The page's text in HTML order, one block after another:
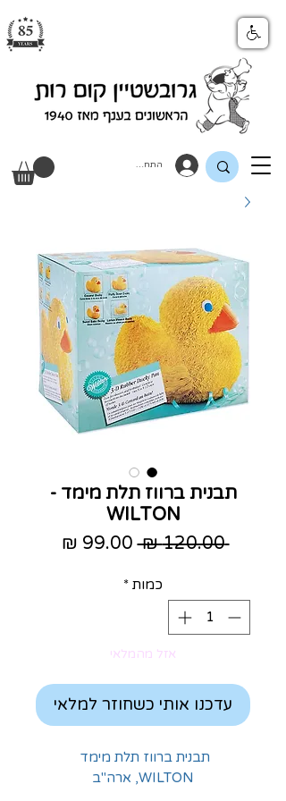
התחבר
תבנית ברווז תלת מימד -
WILTON
‏120.00 ‏₪
מחיר
כמות *
אזל מהמלאי
עדכנו אותי כשחוזר למלאי
תבנית ברווז תלת מימד
WILTON, ארה"ב